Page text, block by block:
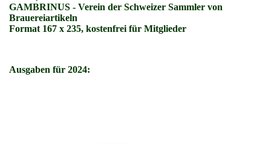
GAMBRINUS - Verein der Schweizer Sammler von
Brauereiartikeln
Format 167 x 235, kostenfrei für Mitglieder
Ausgaben für 2024: